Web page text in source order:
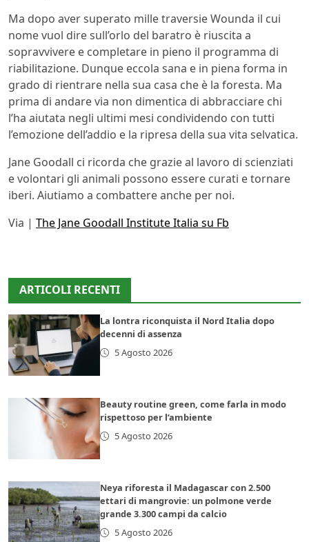
Ma dopo aver superato mille traversie Wounda il cui
nome vuol dire sull’orlo del baratro è riuscita a
sopravvivere e completare in pieno il programma di
riabilitazione. Dunque eccola sana e in piena forma in
grado di rientrare nella sua casa che è la foresta. Ma
prima di andare via non dimentica di abbracciare chi
l’ha aiutata negli ultimi mesi condividendo con tutti
l’emozione dell’addio e la ripresa della sua vita selvatica.
Jane Goodall ci ricorda che grazie al lavoro di scienziati
e volontari gli animali possono essere curati e tornare
iberi. Aiutiamo a combattere anche per noi.
Via | The Jane Goodall Institute Italia su Fb
ARTICOLI RECENTI
La lontra riconquista il Nord Italia dopo
decenni di assenza
5 Agosto 2026
Beauty routine green, come farla in modo
rispettoso per l’ambiente
5 Agosto 2026
Neya riforesta il Madagascar con 2.500
ettari di mangrovie: un polmone verde
grande 3.300 campi da calcio
5 Agosto 2026